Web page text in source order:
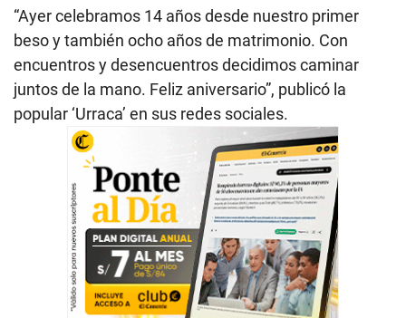
“Ayer celebramos 14 años desde nuestro primer
beso y también ocho años de matrimonio. Con
encuentros y desencuentros decidimos caminar
juntos de la mano. Feliz aniversario”, publicó la
popular ‘Urraca’ en sus redes sociales.